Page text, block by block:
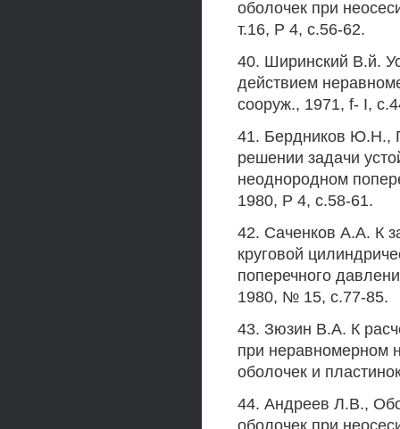
оболочек при
т.16, Р 4, с.56-62.
40. Ширинский В.й.
действием
сооруж., 1971, f- I,
41. Бердников Ю.Н.,
решении задачи
неоднородном
1980, Р 4, с.58-61.
42. Саченков А.А. К
круговой
поперечного
1980, № 15, с.77-85.
43. Зюзин В.А. К
при неравномерном
оболочек и
44. Андреев Л.В.,
оболочек при